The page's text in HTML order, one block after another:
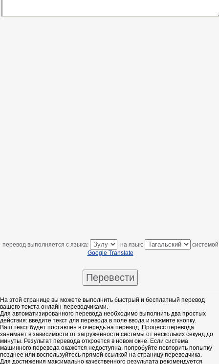
перевод выполняется с языка: на язык:
системой
Google Translate
На этой странице вы можете выполнить быстрый и бесплатный перевод
вашего текста онлайн-переводчиками.
Для автоматизированного перевода необходимо выполнить два простых
действия: введите текст для перевода в поле ввода и нажмите кнопку.
Ваш текст будет поставлен в очередь на перевод. Процесс перевода
занимает в зависимости от загруженности системы от нескольких секунд до
минуты. Результат перевода откроется в новом окне. Если система
машинного перевода окажется недоступна, попробуйте повторить попытку
позднее или воспользуйтесь прямой ссылкой на страницу переводчика.
Для достижения максимально качественного результата рекомендуется